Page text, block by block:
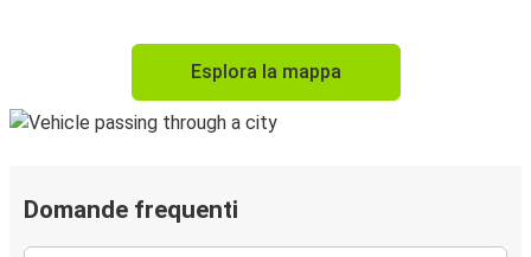
Esplora la mappa
Domande frequenti